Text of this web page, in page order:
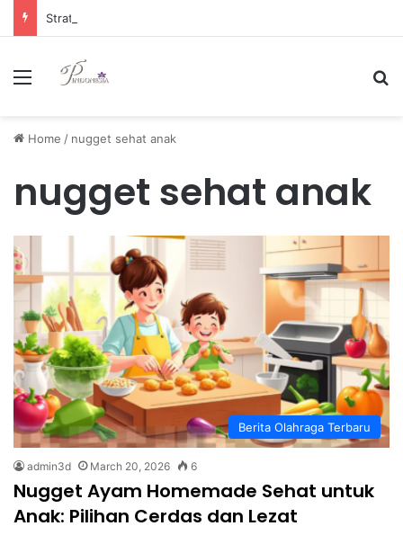
Menu
Home / nugget sehat anak
nugget sehat anak
Berita Olahraga Terbaru
admin3d March 20, 2026 6
Nugget Ayam Homemade Sehat untuk
Anak: Pilihan Cerdas dan Lezat